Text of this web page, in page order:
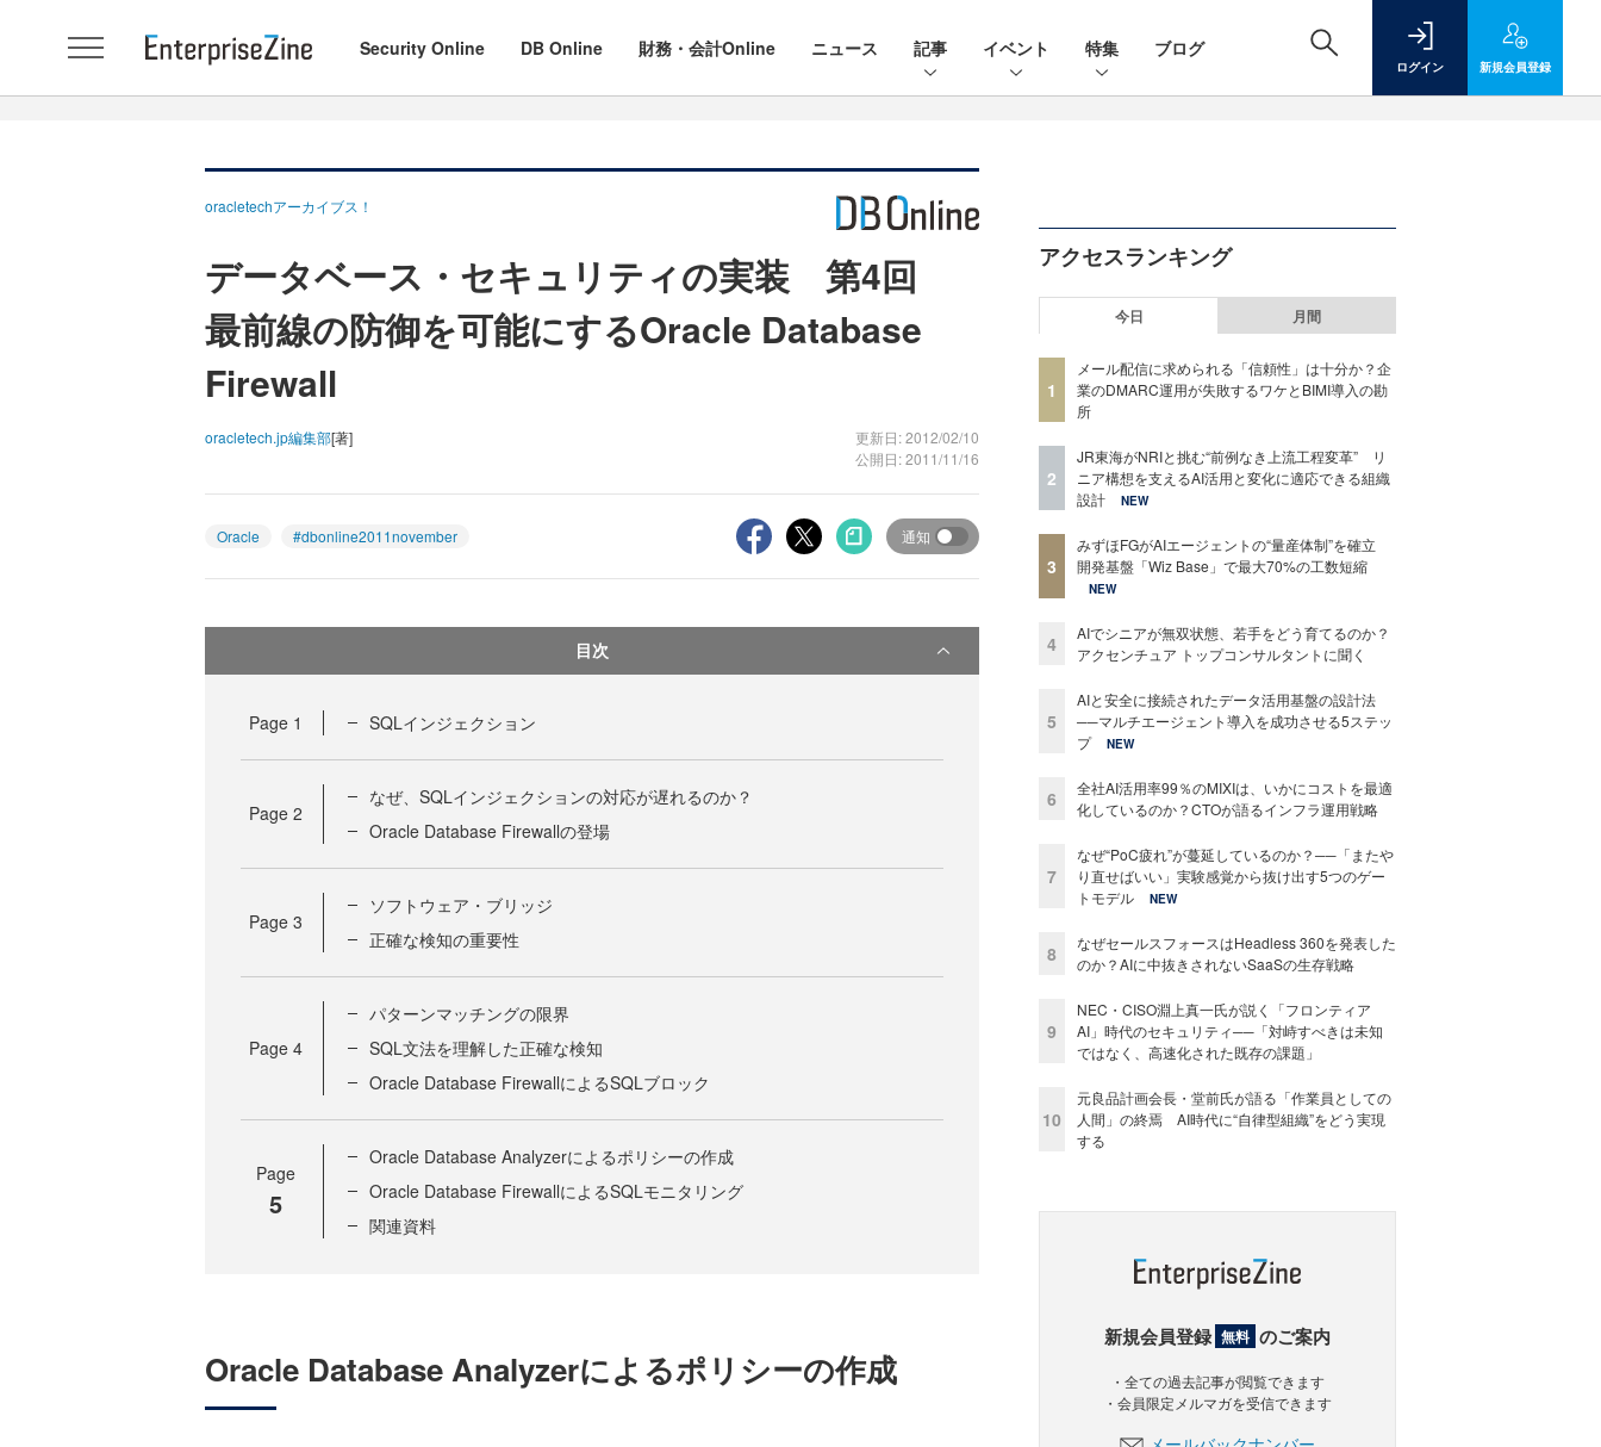
Security Online DB Online 財務・会計Online ニュース 記事 イベント 特集 ブログ
ログイン 新規会員登録
oracletechアーカイブス！
データベース・セキュリティの実装 第4回
最前線の防御を可能にするOracle Database
Firewall
oracletech.jp編集部[著]
更新日: 2012/02/10
公開日: 2011/11/16
Oracle #dbonline2011november 通知
目次
Page 1 SQLインジェクション
Page 2
なぜ、SQLインジェクションの対応が遅れるのか？
Oracle Database Firewallの登場
Page 3
ソフトウェア・ブリッジ
正確な検知の重要性
Page 4
パターンマッチングの限界
SQL文法を理解した正確な検知
Oracle Database FirewallによるSQLブロック
Page
5
Oracle Database Analyzerによるポリシーの作成
Oracle Database FirewallによるSQLモニタリング
関連資料
Oracle Database Analyzerによるポリシーの作成
アクセスランキング
今日 月間
1
メール配信に求められる「信頼性」は十分か？企
業のDMARC運用が失敗するワケとBIMI導入の勘
所
2
JR東海がNRIと挑む“前例なき上流工程変革” リ
ニア構想を支えるAI活用と変化に適応できる組織
設計
NEW
3
みずほFGがAIエージェントの“量産体制”を確立
開発基盤「Wiz Base」で最大70%の工数短縮
NEW
4
AIでシニアが無双状態、若手をどう育てるのか？
アクセンチュア トップコンサルタントに聞く
5
AIと安全に接続されたデータ活用基盤の設計法
──マルチエージェント導入を成功させる5ステッ
プ
NEW
6
全社AI活用率99％のMIXIは、いかにコストを最適
化しているのか？CTOが語るインフラ運用戦略
7
なぜ“PoC疲れ”が蔓延しているのか？──「またや
り直せばいい」実験感覚から抜け出す5つのゲー
トモデル
NEW
8
なぜセールスフォースはHeadless 360を発表した
のか？AIに中抜きされないSaaSの生存戦略
9
NEC・CISO淵上真一氏が説く「フロンティア
AI」時代のセキュリティ──「対峙すべきは未知
ではなく、高速化された既存の課題」
10
元良品計画会長・堂前氏が語る「作業員としての
人間」の終焉 AI時代に“自律型組織”をどう実現
する
新規会員登録 無料 のご案内
・全ての過去記事が閲覧できます
・会員限定メルマガを受信できます